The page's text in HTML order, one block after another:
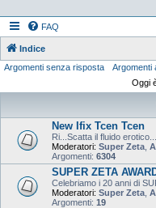
FAQ
Indice
Argomenti senza risposta
Argomenti
Oggi
New Ifix Tcen Tcen
Ri...Scatta il fluido erotico...
Moderatori: Super Zeta
Argomenti: 6304
SUPER ZETA
Celebriamo i 20 anni di
Moderatori: Super Zeta
Argomenti: 19